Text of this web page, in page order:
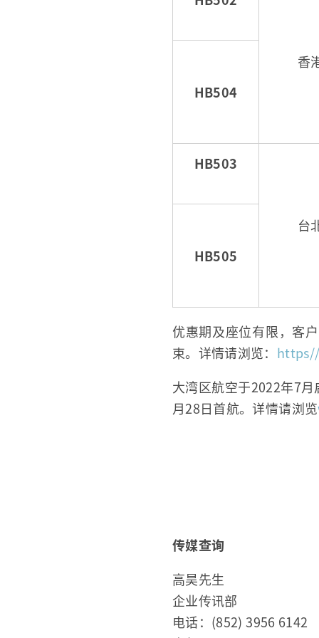
香
HB504
HB503
台
HB505
优惠期及座位有限，客
束。详情请浏览：
大湾区航空于2022年7
月28日首航。详情请浏览
传媒查询
高昊先生
企业传讯部
电话：(852) 3956 6142